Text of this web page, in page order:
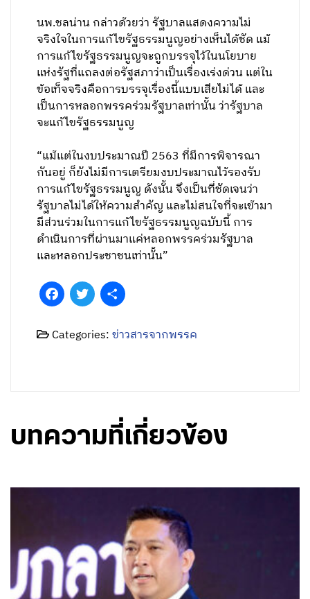
นพ.ชลน่าน กล่าวด้วยว่า รัฐบาลแสดงความไม่
จริงใจในการแก้ไขรัฐธรรมนูญอย่างเห็นได้ชัด แม้
การแก้ไขรัฐธรรมนูญจะถูกบรรจุไว้ในนโยบาย
แห่งรัฐที่แถลงต่อรัฐสภาว่าเป็นเรื่องเร่งด่วน แต่ใน
ข้อเท็จจริงคือการบรรจุเรื่องนี้แบบเสียไม่ได้ และ
เป็นการหลอกพรรคร่วมรัฐบาลเท่านั้น ว่ารัฐบาล
จะแก้ไขรัฐธรรมนูญ
“แม้แต่ในงบประมาณปี 2563 ที่มีการพิจารณา
กันอยู่ ก็ยังไม่มีการเตรียมงบประมาณไว้รองรับ
การแก้ไขรัฐธรรมนูญ ดังนั้น จึงเป็นที่ชัดเจนว่า
รัฐบาลไม่ได้ให้ความสำคัญ และไม่สนใจที่จะเข้ามา
มีส่วนร่วมในการแก้ไขรัฐธรรมนูญฉบับนี้ การ
ดำเนินการที่ผ่านมาแค่หลอกพรรคร่วมรัฐบาล
และหลอกประชาชนเท่านั้น”
FacebookTwitter
Categories:ข่าวสารจากพรรค
บทความที่เกี่ยวข้อง